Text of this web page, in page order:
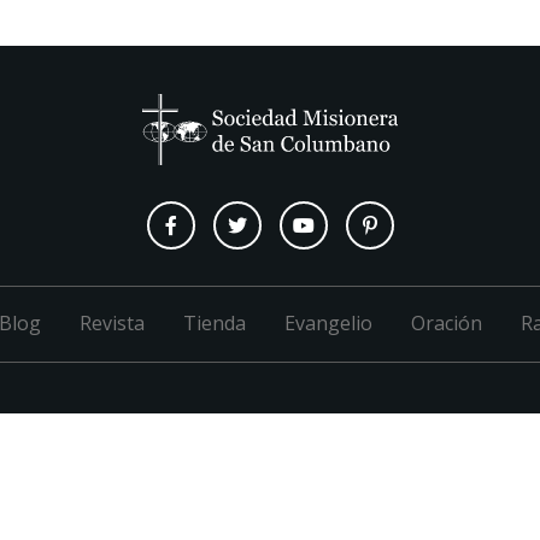
Blog Revista Tienda Evangelio Oración